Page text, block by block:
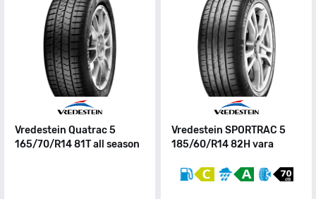
Vredestein Quatrac 5
165/70/R14 81T all season
Vredestein SPORTRAC 5
185/60/R14 82H vara